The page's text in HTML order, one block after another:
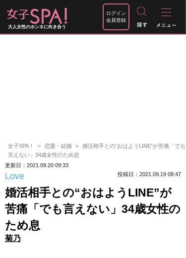
大人女性のホンネに向き合う
ログイン
会員登録
女子SPA！ 恋愛・結婚
婚活相手との“おはようLINE”が苦痛「でも
言えない」34歳女性のため息
更新日：2021.09.20 09:33
Love 投稿日：2021.09.19 08:47
婚活相手との“おはようLINE”が
苦痛「でも言えない」34歳女性の
ため息
菊乃